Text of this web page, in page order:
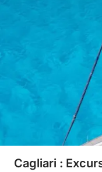
Cagliari :